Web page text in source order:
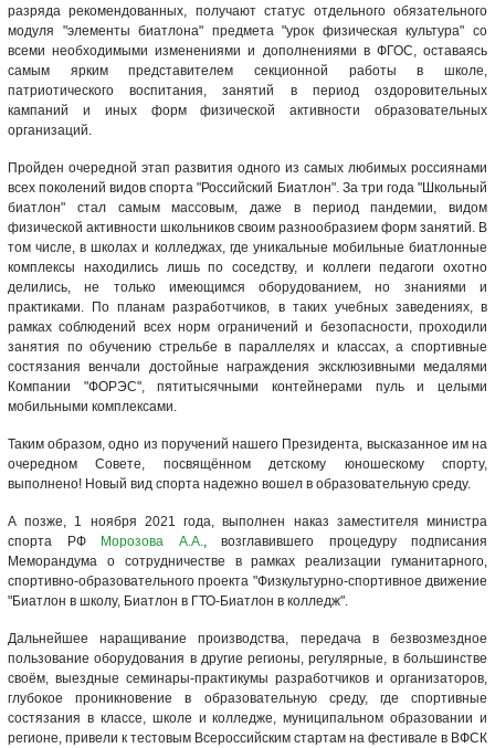
разряда рекомендованных, получают статус отдельного обязательного
модуля "элементы биатлона" предмета "урок физическая культура" со
всеми необходимыми изменениями и дополнениями в ФГОС, оставаясь
самым ярким представителем секционной работы в школе,
патриотического воспитания, занятий в период оздоровительных
кампаний и иных форм физической активности образовательных
организаций.
Пройден очередной этап развития одного из самых любимых россиянами
всех поколений видов спорта "Российский Биатлон". За три года "Школьный
биатлон" стал самым массовым, даже в период пандемии, видом
физической активности школьников своим разнообразием форм занятий. В
том числе, в школах и колледжах, где уникальные мобильные биатлонные
комплексы находились лишь по соседству, и коллеги педагоги охотно
делились, не только имеющимся оборудованием, но знаниями и
практиками. По планам разработчиков, в таких учебных заведениях, в
рамках соблюдений всех норм ограничений и безопасности, проходили
занятия по обучению стрельбе в параллелях и классах, а спортивные
состязания венчали достойные награждения эксклюзивными медалями
Компании "ФОРЭС", пятитысячными контейнерами пуль и целыми
мобильными комплексами.
Таким образом, одно из поручений нашего Президента, высказанное им на
очередном Совете, посвящённом детскому юношескому спорту,
выполнено! Новый вид спорта надежно вошел в образовательную среду.
А позже, 1 ноября 2021 года, выполнен наказ заместителя министра
спорта РФ
Морозова А.А., возглавившего процедуру подписания
Меморандума о сотрудничестве в рамках реализации гуманитарного,
спортивно-образовательного проекта "Физкультурно-спортивное движение
"Биатлон в школу, Биатлон в ГТО-Биатлон в колледж".
Дальнейшее наращивание производства, передача в безвозмездное
пользование оборудования в другие регионы, регулярные, в большинстве
своём, выездные семинары-практикумы разработчиков и организаторов,
глубокое проникновение в образовательную среду, где спортивные
состязания в классе, школе и колледже, муниципальном образовании и
регионе, привели к тестовым Всероссийским стартам на фестивале в ВФСК